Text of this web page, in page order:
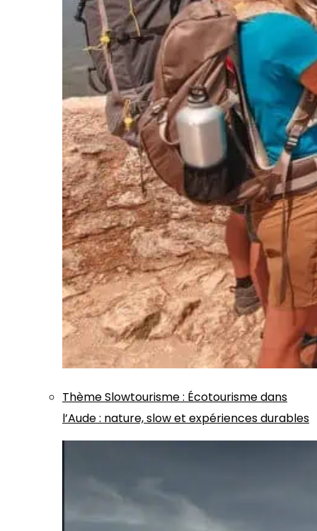
ThèmeSlowtourisme: Écotourisme dans
l’Aude : nature, slow et expériences durables